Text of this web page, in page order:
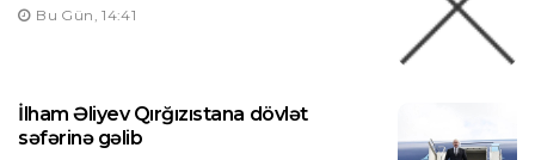
Bu Gün, 14:41
İlham Əliyev Qırğızıstana dövlət
səfərinə gəlib